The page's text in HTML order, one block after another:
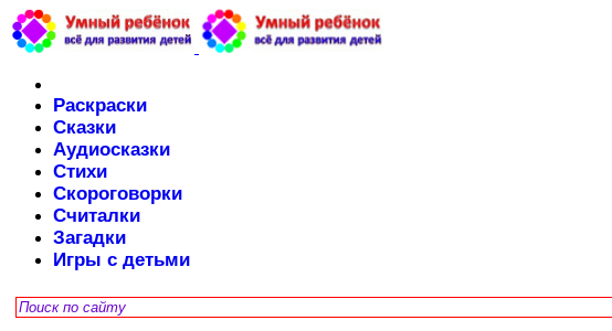
Раскраски
Сказки
Аудиосказки
Стихи
Скороговорки
Считалки
Загадки
Игры с детьми